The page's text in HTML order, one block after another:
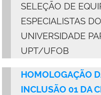
SELEÇÃO DE
ESPECIALISTAS
UNIVERSIDADE
UPT/UFOB
HOMOLOGAÇÃO
INCLUSÃO 01 DA